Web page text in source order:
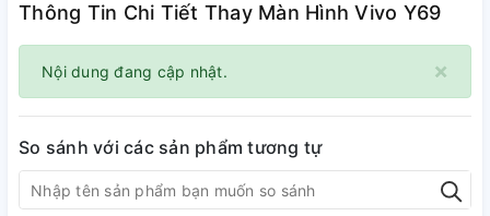
Thông Tin Chi Tiết Thay Màn Hình Vivo Y69
×
Nội dung đang cập nhật.
So sánh với các sản phẩm tương tự